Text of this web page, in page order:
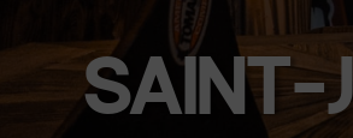
SAINT-